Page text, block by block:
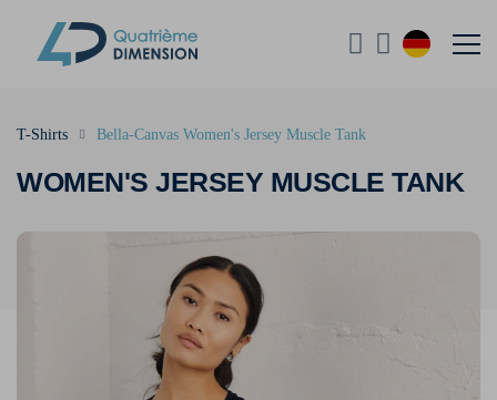
WOMEN'S JERSEY MUSCLE TANK
T-Shirts Bella-Canvas Women's Jersey Muscle Tank